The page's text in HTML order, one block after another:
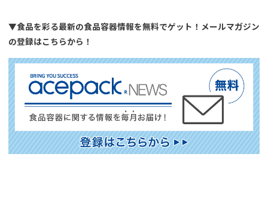
▼食品を彩る最新の食品容器情報を無料でゲット！メールマガジン
の登録はこちらから！